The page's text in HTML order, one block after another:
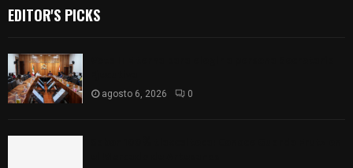
EDITOR'S PICKS
agosto 6, 2026 0